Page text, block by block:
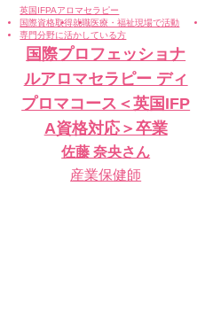
英国IFPAアロマセラピー
国際資格取得就職医療・福祉現場で活動
専門分野に活かしている方
国際プロフェッショナ
ルアロマセラピー ディ
プロマコース＜英国IFP
A資格対応＞卒業
佐藤 奈央さん
産業保健師